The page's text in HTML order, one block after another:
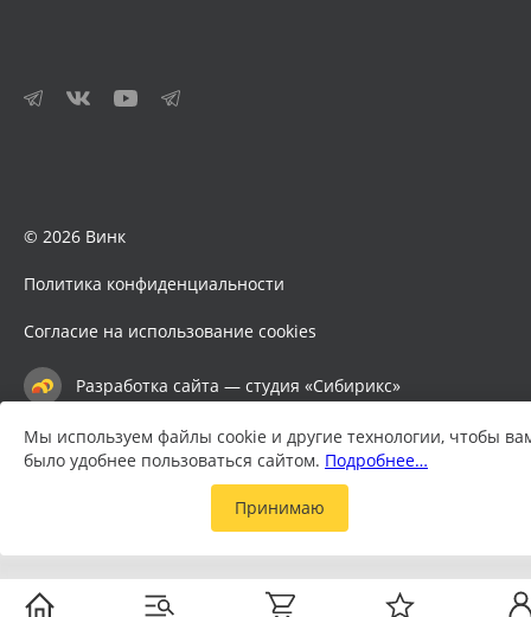
© 2026 Винк
Политика конфиденциальности
Согласие на использование cookies
Разработка сайта — студия «Сибирикс»
Мы используем файлы cookie и другие технологии, чтобы
было удобнее пользоваться сайтом. Подробнее…
Принимаю